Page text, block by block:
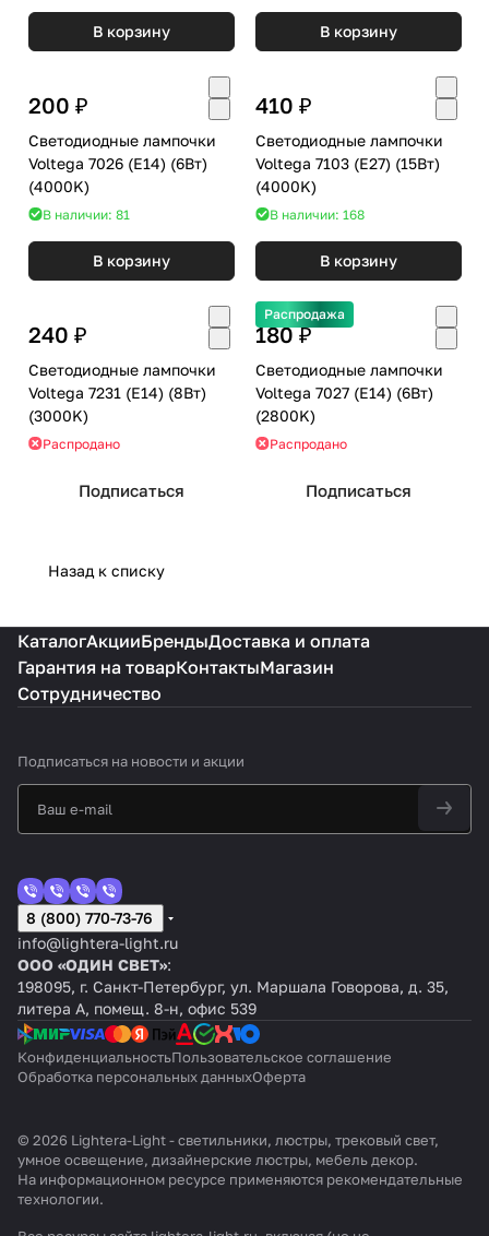
В корзину В корзину
200 ₽
Светодиодные лампочки
Voltega 7026 (E14) (6Вт)
(4000K)
В наличии: 81
В корзину
410 ₽
Светодиодные лампочки
Voltega 7103 (E27) (15Вт)
(4000K)
В наличии: 168
В корзину
240 ₽
Светодиодные лампочки
Voltega 7231 (E14) (8Вт)
(3000K)
Распродано
Подписаться
Распродажа
180 ₽
Светодиодные лампочки
Voltega 7027 (E14) (6Вт)
(2800K)
Распродано
Подписаться
Назад к списку
КаталогАкцииБрендыДоставка и оплата
Гарантия на товарКонтактыМагазин
Сотрудничество
Подписаться на новости и акции
8 (800) 770-73-76
info@lightera-light.ru
ООО «ОДИН СВЕТ»:
198095, г. Санкт-Петербург, ул. Маршала Говорова, д. 35,
литера А, помещ. 8-н, офис 539
КонфиденциальностьПользовательское соглашение
Обработка персональных данныхОферта
© 2026 Lightera-Light - светильники, люстры, трековый свет,
умное освещение, дизайнерские люстры, мебель декор.
На информационном ресурсе применяются рекомендательные
технологии.